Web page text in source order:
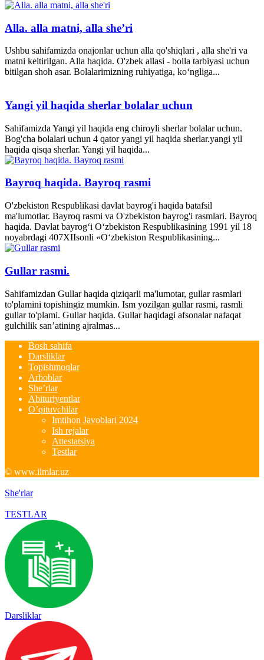
Alla. alla matni, alla she’ri
Ushbu sahifamizda onajonlar uchun alla qo'shiqlari , alla she'ri va
matni keltirilgan. Alla haqida. O'zbek allasi - bolla tarbiyasi uchun
bitilgan shoh asar. Bolalarimizning ruhiyatiga, ko‘ngliga...
Yangi yil haqida sherlar bolalar uchun
Sahifamizda Yangi yil haqida eng chiroyli sherlar bolalar uchun.
Bog'cha bolalari uchun 4 qator yangi yil haqida sherlar.yangi yil
haqida qisqa sherlar. Yangi yil haqida...
Bayroq haqida. Bayroq rasmi
O'zbekiston Respublikasi davlat bayrog'i haqida batafsil
ma'lumotlar. Bayroq rasmi va O'zbekiston bayrog'i rasmlari. Bayroq
haqida. Davlat bayrog‘i O‘zbekiston Respublikasining 1991 yil 18
noyabrdagi 407­XII­sonli «O‘zbekiston Respublikasining...
Gullar rasmi.
Sahifamizdan Gullar haqida qiziqarli ma'lumotar, gullar rasmlari
to'plamini topishingiz mumkin. Ism yozilgan gullar rasmi, rasmli
gullar to'plami. Gullar haqida. Gullar haqidagi afsonalar nafaqat
gulchilik san’atining ajralmas...
Bosh sahifa
Darsliklar
Topishmoqlar
Arboblar
She’rlar
Abituriyentlar
O’qituvchilar
Imtihon Javoblari 2024
Ish rejalar
Attestatsiya
Testlar
© www.ilmlar.uz
She'rlar
TESTLAR
Darsliklar